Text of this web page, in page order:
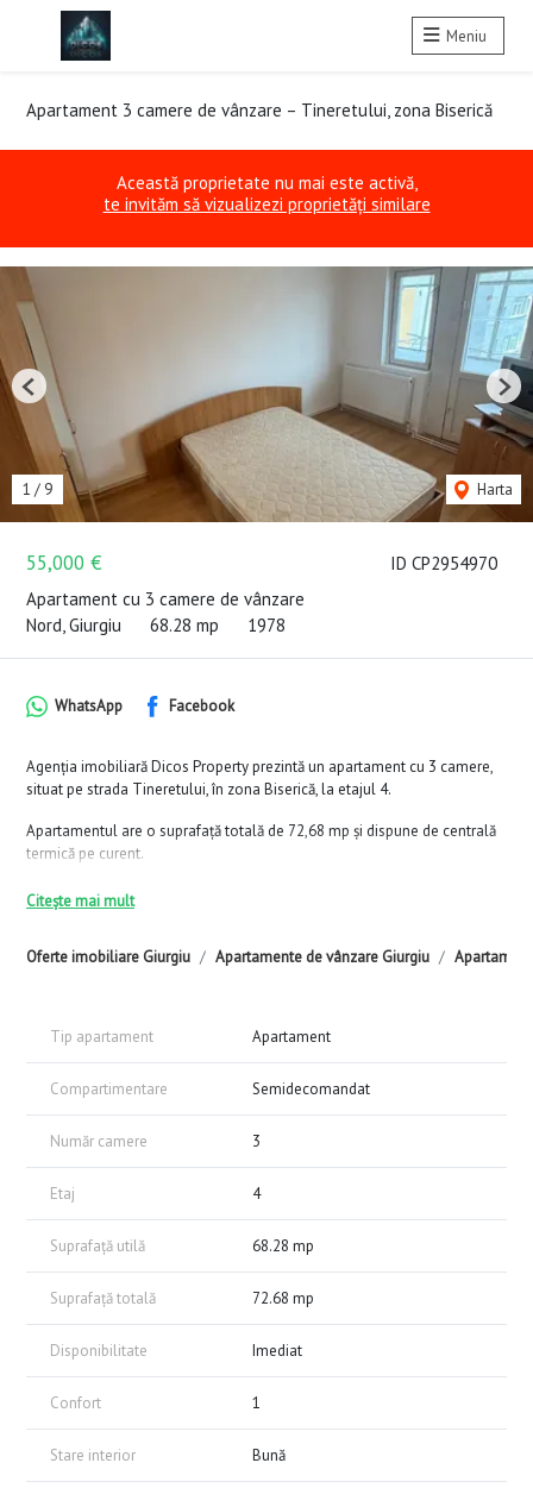
Meniu
Apartament 3 camere de vânzare – Tineretului, zona Biserică
Această proprietate nu mai este activă,
te invităm să vizualizezi proprietăți similare
ID CP2954970
55,000 €
Apartament cu 3 camere de vânzare
Nord, Giurgiu
68.28 mp 1978
1 / 9 Harta
Previous Next
Oferte imobiliare Giurgiu Apartamente de vânzare Giurgiu
WhatsApp Facebook
Agenția imobiliară Dicos Property prezintă un apartament cu 3 camere,
situat pe strada Tineretului, în zona Biserică, la etajul 4.
Apartamentul are o suprafață totală de 72,68 mp și dispune de centrală
termică pe curent.
Se vinde exact cum se vede în poze.
Cheia se află la agenție, iar vizionările se fac exclusiv prin Dicos
Citește mai mult
Tip apartament Apartament
Compartimentare Semidecomandat
Număr camere 3
Etaj 4
Suprafață utilă 68.28 mp
Suprafață totală 72.68 mp
Disponibilitate Imediat
Confort 1
Stare interior Bună